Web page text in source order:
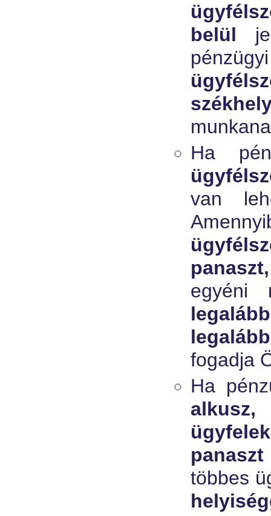
belül
Ha
van
egyéni
fogadja
Ha
alkusz,
többes